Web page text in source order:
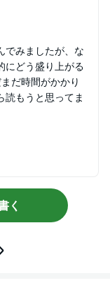
でみましたが、な
にどう盛り上がる
だ時間がかかり
読もうと思ってま
く